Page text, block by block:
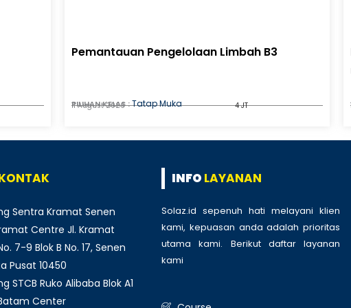
Pemantauan Pengelolaan Limbah B3
PILIHAN KELAS :Tatap Muka
11 August 2026 4 JT
Sentra Kramat Senen
Centre Jl. Kramat
7-9 Blok B No. 17, Senen
Pusat 10450
STCB Ruko Alibaba Blok A1
Center
INFO LAYANAN
Solaz.id sepenuh hati melayani klien
kami, kepuasan anda adalah prioritas
utama kami. Berikut daftar layanan
kami